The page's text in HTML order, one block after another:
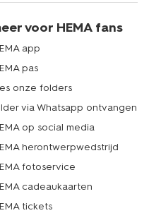
makkelijke is dat je al
sale en daarbuiten
Ga naar
En kijk direct ook even
outlet . Even klikken en je
een HEMA filiaal bij jou
regelmatig
voor HEMA fans
app
pas
onze folders
via Whatsapp ontvangen
op social media
herontwerpwedstrijd
fotoservice
cadeaukaarten
tickets